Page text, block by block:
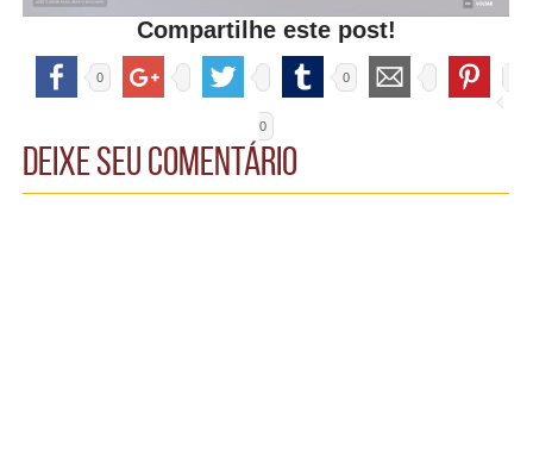
Compartilhe este post!
0 0
0
Deixe seu comentário